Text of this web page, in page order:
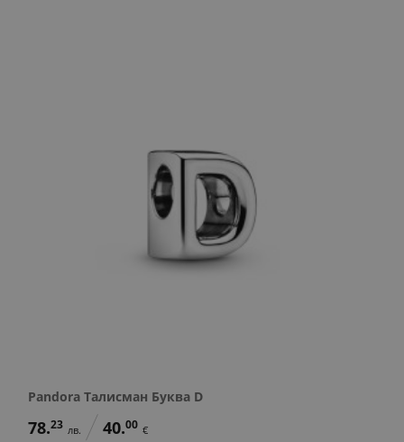
Pandora Талисман Буква D
78.23 лв. 40.00 €